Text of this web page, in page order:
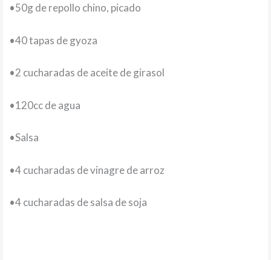
•50g de repollo chino, picado
•40 tapas de gyoza
•2 cucharadas de aceite de girasol
•120cc de agua
•Salsa
•4 cucharadas de vinagre de arroz
•4 cucharadas de salsa de soja